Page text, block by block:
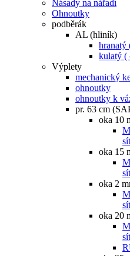
Násady na nářadí
Ohnoutky
podběrák
AL (hliník)
hranatý
kulatý (
Výplety
mechanický
ohnoutky
ohnoutky k
pr. 63 cm
oka 10
oka 15
oka 2
oka 20